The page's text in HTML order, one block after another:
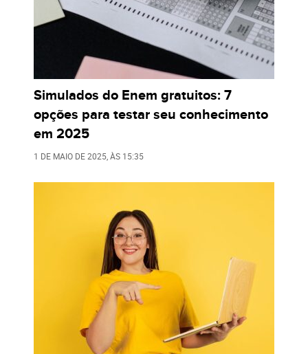
Simulados do Enem gratuitos: 7
opções para testar seu conhecimento
em 2025
1 DE MAIO DE 2025, ÀS 15:35